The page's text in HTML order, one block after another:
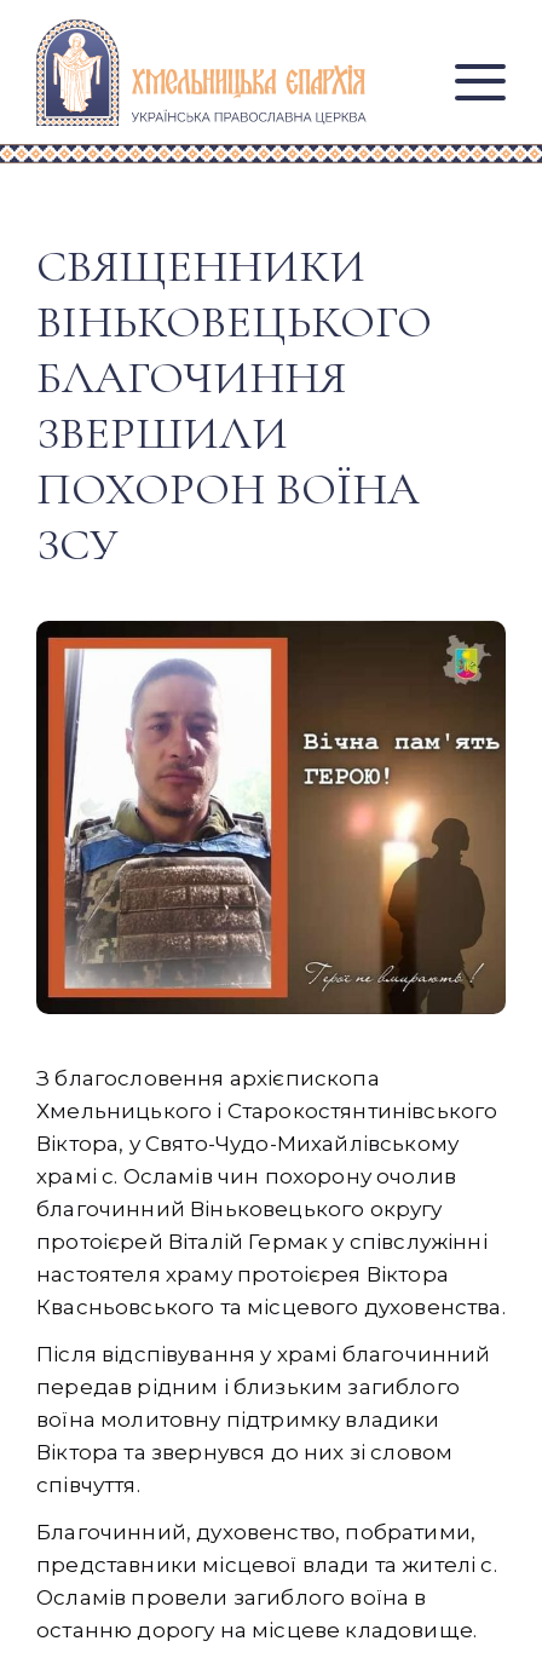
СВЯЩЕННИКИ
ВІНЬКОВЕЦЬКОГО
БЛАГОЧИННЯ
ЗВЕРШИЛИ
ПОХОРОН ВОЇНА
ЗСУ
З благословення архієпископа
Хмельницького і Старокостянтинівського
Віктора, у Свято-Чудо-Михайлівському
храмі с. Осламів чин похорону очолив
благочинний Віньковецького округу
протоієрей Віталій Гермак у співслужінні
настоятеля храму протоієрея Віктора
Квасньовського та місцевого духовенства.
Після відспівування у храмі благочинний
передав рідним і близьким загиблого
воїна молитовну підтримку владики
Віктора та звернувся до них зі словом
співчуття.
Благочинний, духовенство, побратими,
представники місцевої влади та жителі с.
Осламів провели загиблого воїна в
останню дорогу на місцеве кладовище.